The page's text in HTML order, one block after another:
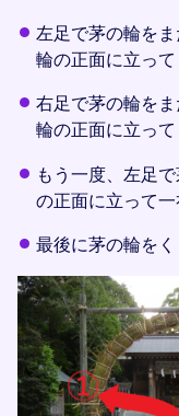
左足で茅の輪を
輪の正面に立っ
右足で茅の輪を
輪の正面に立っ
もう一度、左足
の正面に立って
最後に茅の輪を